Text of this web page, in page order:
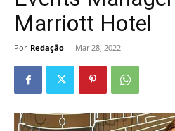
Marriott Hotel
Por Redação - Mar 28, 2022